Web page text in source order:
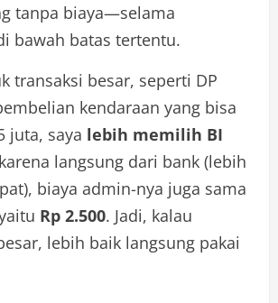
tanpa biaya—selama
bawah batas tertentu.
transaksi besar, seperti DP
kendaraan yang bisa
juta, saya lebih memilih BI
langsung dari bank (lebih
biaya admin-nya juga sama
Rp 2.500. Jadi, kalau
lebih baik langsung pakai